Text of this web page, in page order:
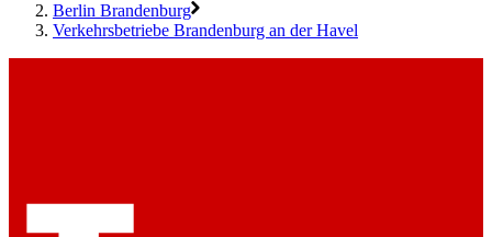
Berlin Brandenburg
Verkehrsbetriebe Brandenburg an der Havel